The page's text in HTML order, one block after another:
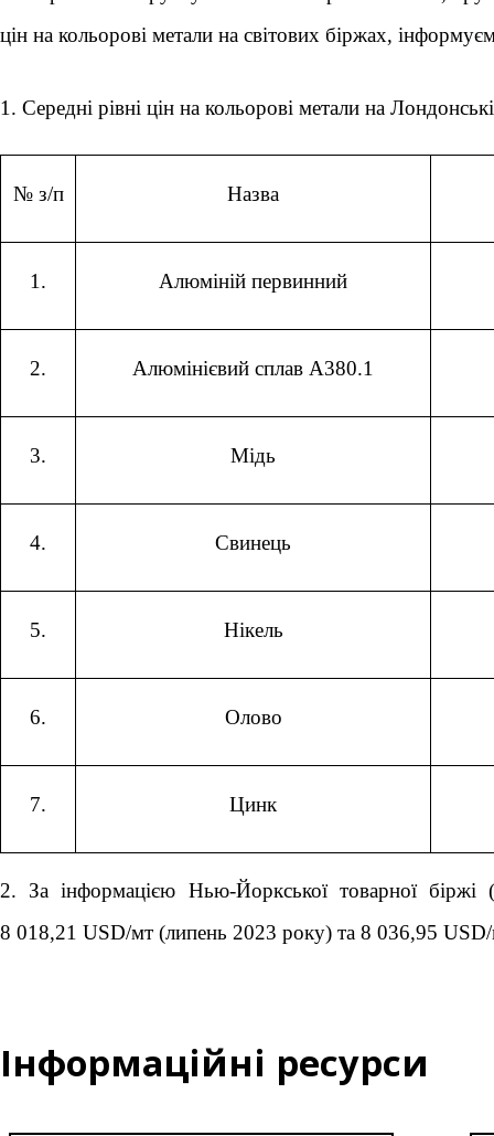
цін на кольорові метали на світових біржах,
1. Середні рівні цін на кольорові метали на
№ з/п Назва
1. Алюміній первинний
2. Алюмінієвий сплав А380.1
3. Мідь
4. Свинець
5. Нікель
6. Олово
7. Цинк
2. За інформацією Нью-Йоркської товарної
8 018,21 USD/мт (липень 2023 року) та 8 036,95
Інформаційні ресурси